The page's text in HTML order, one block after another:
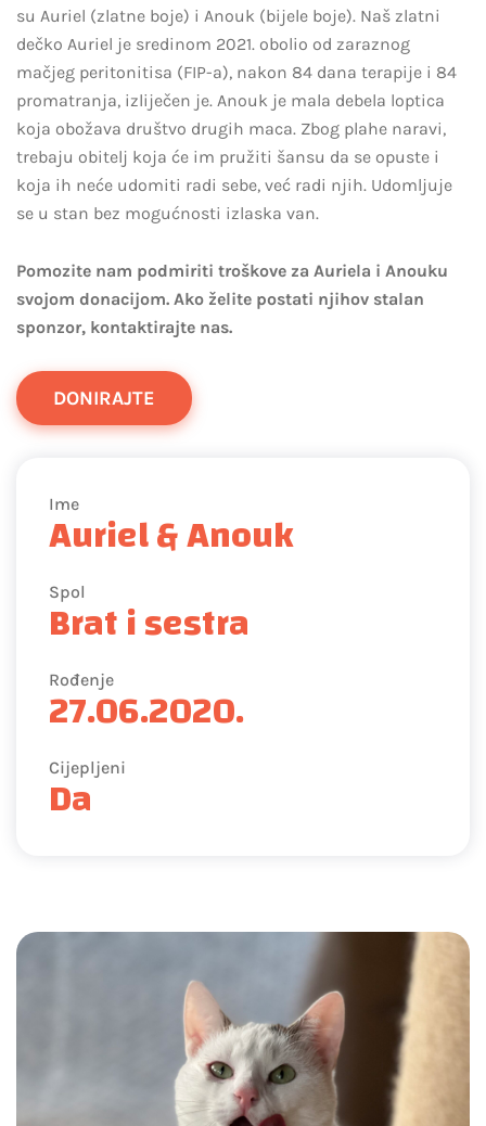
su Auriel (zlatne boje) i Anouk (bijele boje). Naš zlatni
dečko Auriel je sredinom 2021. obolio od zaraznog
mačjeg peritonitisa (FIP-a), nakon 84 dana terapije i 84
promatranja, izliječen je. Anouk je mala debela loptica
koja obožava društvo drugih maca. Zbog plahe naravi,
trebaju obitelj koja će im pružiti šansu da se opuste i
koja ih neće udomiti radi sebe, već radi njih. Udomljuje
se u stan bez mogućnosti izlaska van.
Pomozite nam podmiriti troškove za Auriela i Anouku
svojom donacijom. Ako želite postati njihov stalan
sponzor, kontaktirajte nas.
DONIRAJTE
Ime
Auriel & Anouk
Spol
Brat i sestra
Rođenje
27.06.2020.
Cijepljeni
Da